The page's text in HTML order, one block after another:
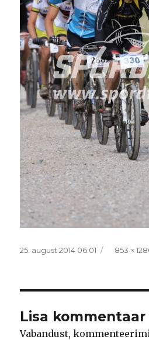
Postitatud
25. august 2014 06:01 853 ×
Lisa kommentaar
Vabandust,